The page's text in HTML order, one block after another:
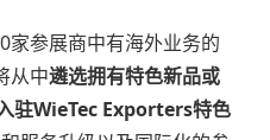
家参展商中有海外业务的
从中遴选拥有特色新品或
驻WieTec Exporters特色